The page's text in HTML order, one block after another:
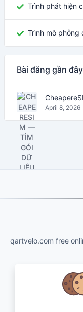
Trình phát hiện
Trình mô phỏng
Bài đăng gần đây
April 8, 2026
qartvelo.com free